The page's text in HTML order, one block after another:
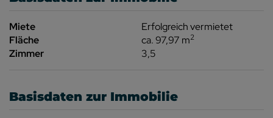
Miete
Erfolgreich vermietet
Fläche
ca. 97,97 m2
Zimmer 3,5
Basisdaten zur Immobilie